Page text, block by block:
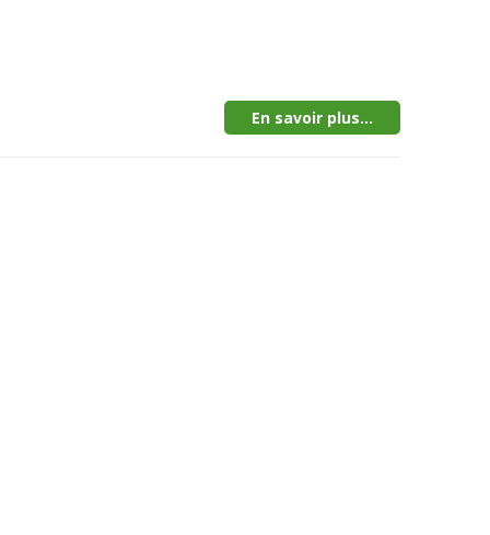
En savoir plus...